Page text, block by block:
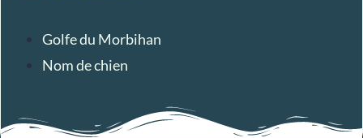
Golfe du Morbihan
Nom de chien